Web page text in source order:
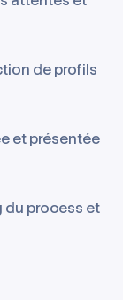
de profils
et présentée
process et